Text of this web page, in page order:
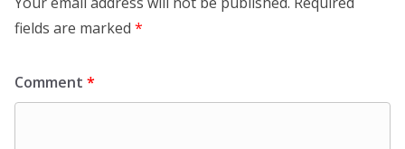
fields are marked *
Comment *